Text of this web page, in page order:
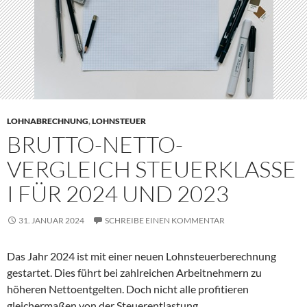
LOHNABRECHNUNG,LOHNSTEUER
BRUTTO-NETTO-
VERGLEICH STEUERKLASSE
I FÜR 2024 UND 2023
31. JANUAR 2024 SCHREIBE EINEN KOMMENTAR
Das Jahr 2024 ist mit einer neuen Lohnsteuerberechnung
gestartet. Dies führt bei zahlreichen Arbeitnehmern zu
höheren Nettoentgelten. Doch nicht alle profitieren